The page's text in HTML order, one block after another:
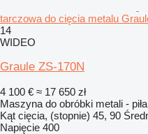
tarczowa do cięcia metalu
14
WIDEO
Graule ZS-170N
4 100 € ≈ 17 650 zł
Maszyna do obróbki metali -
Kąt cięcia, (stopnie) 45, 90
Napięcie 400